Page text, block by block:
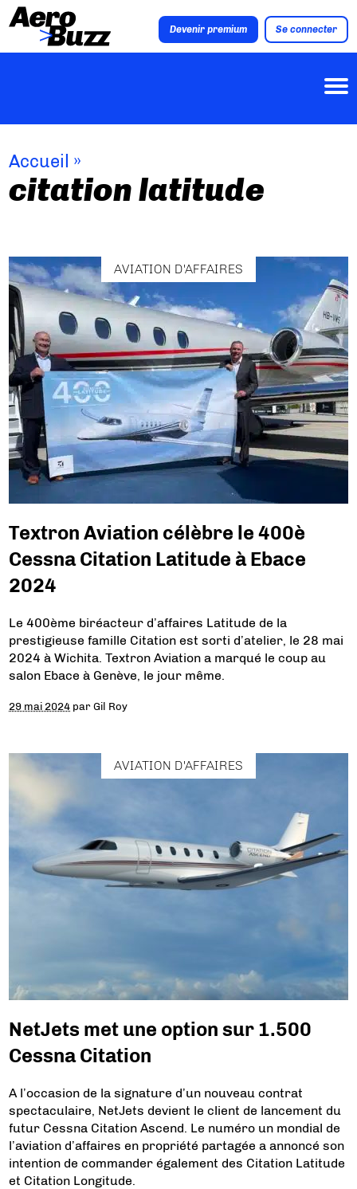
Devenir premium Se connecter
Accueil »
citation latitude
AVIATION D'AFFAIRES
Textron Aviation célèbre le 400è
Cessna Citation Latitude à Ebace
2024
Le 400ème biréacteur d’affaires Latitude de la
prestigieuse famille Citation est sorti d’atelier, le 28 mai
2024 à Wichita. Textron Aviation a marqué le coup au
salon Ebace à Genève, le jour même.
29 mai 2024 parGil Roy
AVIATION D'AFFAIRES
NetJets met une option sur 1.500
Cessna Citation
A l’occasion de la signature d’un nouveau contrat
spectaculaire, NetJets devient le client de lancement du
futur Cessna Citation Ascend. Le numéro un mondial de
l’aviation d’affaires en propriété partagée a annoncé son
intention de commander également des Citation Latitude
et Citation Longitude.